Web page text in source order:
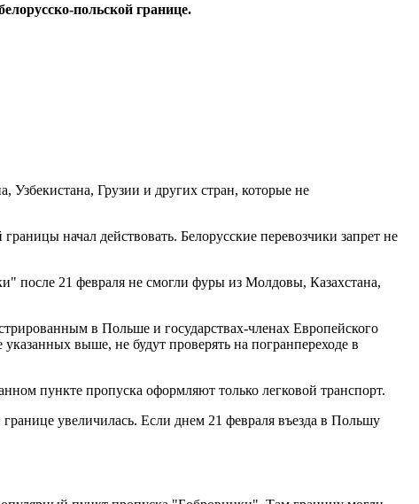
польской границе.
Грузии и других стран, которые не
начал действовать. Белорусские перевозчики запрет не
после 21 февраля не смогли фуры из Молдовы, Казахстана,
в Польше и государствах-членах Европейского
выше, не будут проверять на погранпереходе в
пункте пропуска оформляют только легковой транспорт.
увеличилась. Если днем 21 февраля въезда в Польшу